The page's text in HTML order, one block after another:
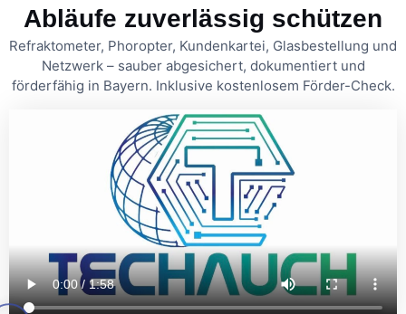
Abläufe zuverlässig schützen
Refraktometer, Phoropter, Kundenkartei, Glasbestellung und
Netzwerk – sauber abgesichert, dokumentiert und
förderfähig in Bayern. Inklusive kostenlosem Förder-Check.